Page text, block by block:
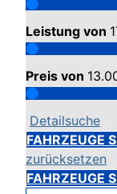
Leistung von
Preis von
Detailsuche
FAHRZEUGE
zurücksetzen
FAHRZEUGE